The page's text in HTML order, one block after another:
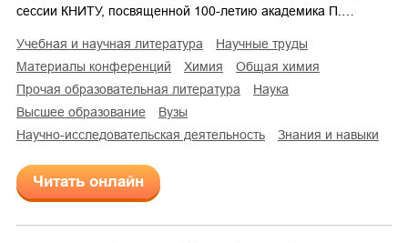
сессии КНИТУ, посвященной 100-летию академика П.…
учебная и научная литература
научные труды
материалы конференций
химия
общая химия
прочая образовательная литература
наука
высшее образование
вузы
научно-исследовательская деятельность
знания и навыки
Читать онлайн